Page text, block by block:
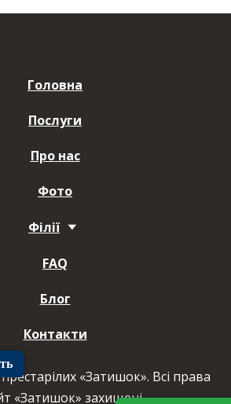
Головна
Послуги
Про нас
Фото
Філії
FAQ
Блог
Контакти
«Затишок». Всі права
«Затишок» захищені.